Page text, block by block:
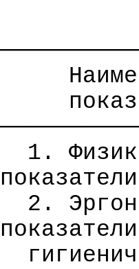
1.
показатели
2.